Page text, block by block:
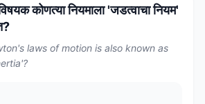
कोणत्या नियमाला 'जडत्वाचा नियम'
laws of motion is also known as